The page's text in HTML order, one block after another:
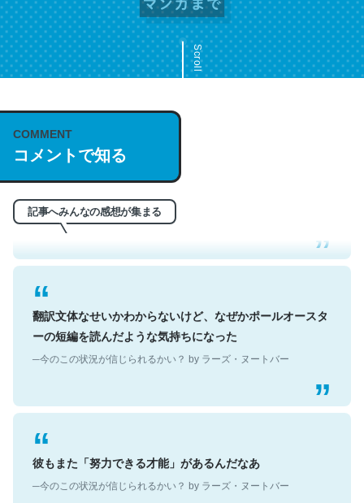
Scroll
COMMENT
コメントで知る
記事へみんなの感想が集まる
これは名文。彼はとてもクレバーなんだろうなと凄く思
う。英語少しでも読める人は原文もお勧め。自分はこの流
れ好き。Let’s Fucking Go. Then Covid hit. Shit.
─今のこの状況が信じられるかい？ by ラーズ・ヌートバー
彼もまた「努力できる才能」があるんだなあ